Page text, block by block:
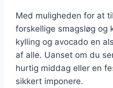
Med muligheden for at
forskellige smagsløg og
kylling og avocado en
af alle. Uanset om du
hurtig middag eller en
sikkert imponere.